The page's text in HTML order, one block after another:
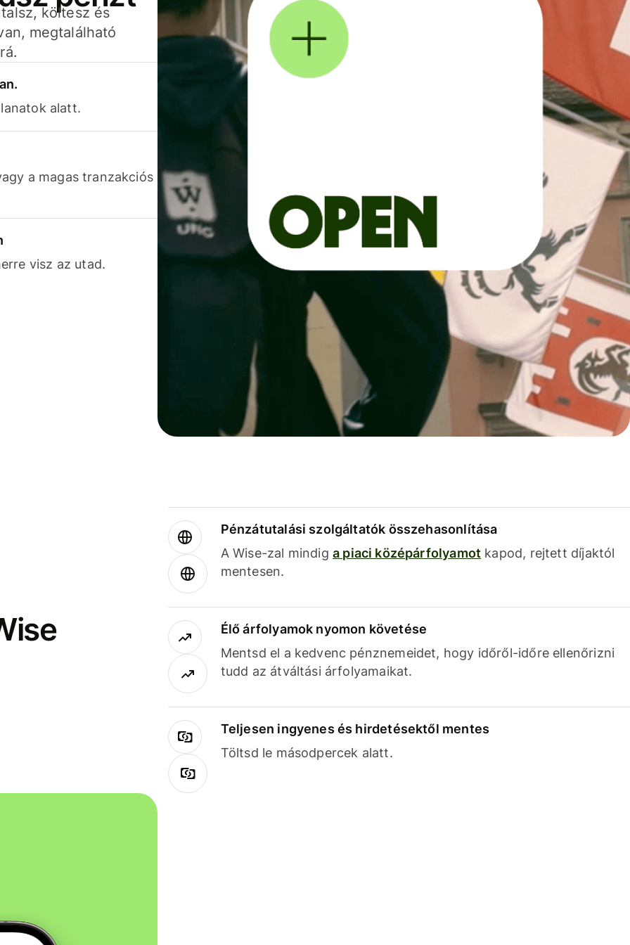
költesz és
megtalálható
alatt.
a magas tranzakciós
visz az utad.
Pénzátutalási szolgáltatók összehasonlítása
A Wise-zal mindig a piaci középárfolyamot kapod, rejtett díjaktól
mentesen.
Élő árfolyamok nyomon követése
Mentsd el a kedvenc pénznemeidet, hogy időről-időre ellenőrizni
tudd az átváltási árfolyamaikat.
Teljesen ingyenes és hirdetésektől mentes
Töltsd le másodpercek alatt.